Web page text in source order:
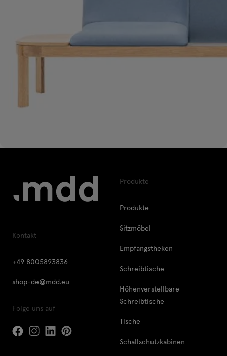
Kontakt
+49 8005893836
shop-de@mdd.eu
Folge uns auf
Produkte
Produkte
Sitzmöbel
Empfangstheken
Schreibtische
Höhenverstellbare
Schreibtische
Tische
Schallschutzkabinen